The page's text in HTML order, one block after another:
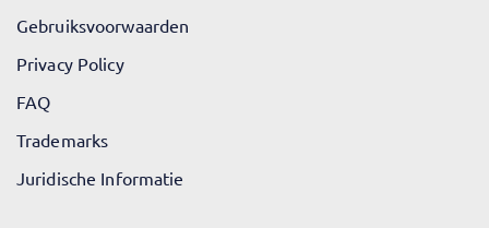
Gebruiksvoorwaarden
Privacy Policy
FAQ
Trademarks
Juridische Informatie